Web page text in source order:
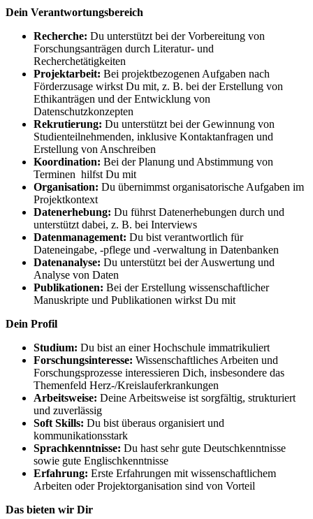
Dein Verantwortungsbereich
Recherche: Du unterstützt bei der Vorbereitung von
Forschungsanträgen durch Literatur- und
Recherchetätigkeiten
Projektarbeit: Bei projektbezogenen Aufgaben nach
Förderzusage wirkst Du mit, z. B. bei der Erstellung von
Ethikanträgen und der Entwicklung von
Datenschutzkonzepten
Rekrutierung: Du unterstützt bei der Gewinnung von
Studienteilnehmenden, inklusive Kontaktanfragen und
Erstellung von Anschreiben
Koordination: Bei der Planung und Abstimmung von
Terminen hilfst Du mit
Organisation: Du übernimmst organisatorische Aufgaben im
Projektkontext
Datenerhebung: Du führst Datenerhebungen durch und
unterstützt dabei, z. B. bei Interviews
Datenmanagement: Du bist verantwortlich für
Dateneingabe, -pflege und -verwaltung in Datenbanken
Datenanalyse: Du unterstützt bei der Auswertung und
Analyse von Daten
Publikationen: Bei der Erstellung wissenschaftlicher
Manuskripte und Publikationen wirkst Du mit
Dein Profil
Studium: Du bist an einer Hochschule immatrikuliert
Forschungsinteresse: Wissenschaftliches Arbeiten und
Forschungsprozesse interessieren Dich, insbesondere das
Themenfeld Herz-/Kreislauferkrankungen
Arbeitsweise: Deine Arbeitsweise ist sorgfältig, strukturiert
und zuverlässig
Soft Skills: Du bist überaus organisiert und
kommunikationsstark
Sprachkenntnisse: Du hast sehr gute Deutschkenntnisse
sowie gute Englischkenntnisse
Erfahrung: Erste Erfahrungen mit wissenschaftlichem
Arbeiten oder Projektorganisation sind von Vorteil
Das bieten wir Dir